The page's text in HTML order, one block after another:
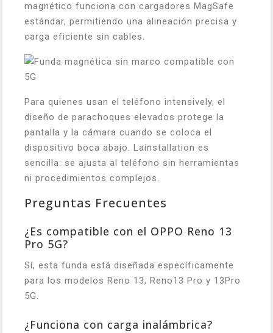
magnético funciona con cargadores MagSafe
estándar, permitiendo una alineación precisa y
carga eficiente sin cables.
Para quienes usan el teléfono intensively, el
diseño de parachoques elevados protege la
pantalla y la cámara cuando se coloca el
dispositivo boca abajo. Lainstallation es
sencilla: se ajusta al teléfono sin herramientas
ni procedimientos complejos.
Preguntas Frecuentes
¿Es compatible con el OPPO Reno 13
Pro 5G?
Sí, esta funda está diseñada específicamente
para los modelos Reno 13, Reno13 Pro y 13Pro
5G.
¿Funciona con carga inalámbrica?